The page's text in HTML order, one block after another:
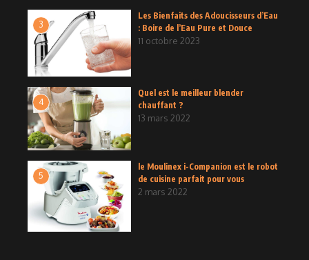
3
Les Bienfaits des Adoucisseurs d’Eau
: Boire de l’Eau Pure et Douce
11 octobre 2023
4
Quel est le meilleur blender
chauffant ?
13 mars 2022
5
le Moulinex i-Companion est le robot
de cuisine parfait pour vous
2 mars 2022